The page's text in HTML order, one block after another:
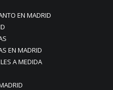
EN MADRID
EN MADRID
A MEDIDA